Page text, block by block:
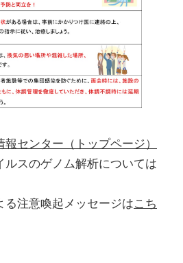
センター（トップページ）
ルスのゲノム解析については
る注意喚起メッセージはこち